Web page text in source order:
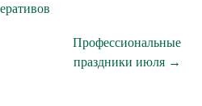
Профессиональные
праздники июля →